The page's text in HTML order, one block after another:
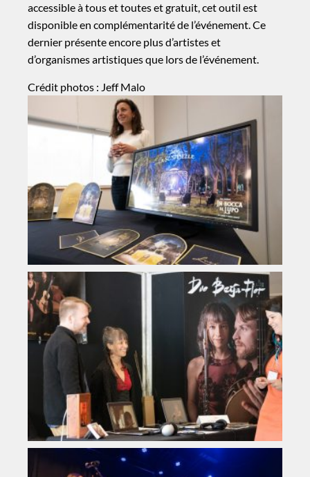
accessible àtous et touteset gratuit, cet outil est
disponible en complémentarité de l’événement. Ce
dernier présente encore plus d’artistes et
d’organismes artistiques que lors de l’événement.
Crédit photos : Jeff Malo